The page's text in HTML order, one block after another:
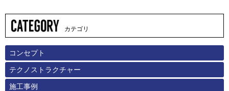
カテゴリ
コンセプト
テクノストラクチャー
施工事例